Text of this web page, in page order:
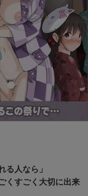
る人なら」
くすごく大切に出来